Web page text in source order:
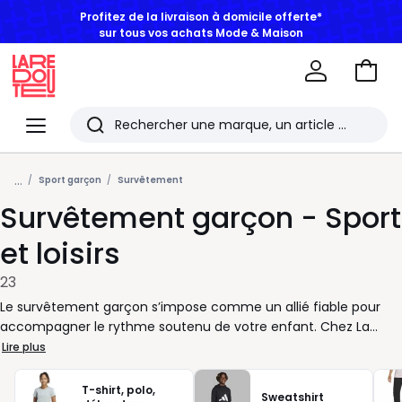
Profitez de la livraison à domicile offerte*
sur tous vos achats Mode & Maison
Menu
Redoute
Rechercher
Les
derniers
articles
consultés
Aller
... Sport garçon Survêtement
Survêtement garçon - Sport
et loisirs
23
Le survêtement garçon s’impose comme un allié fiable pour
accompagner le rythme soutenu de votre enfant. Chez La
Redoute, nous sélectionnons des survêtements pensés pour
suivre ses mouvements, sans compliquer vos choix au
quotidien. Vous gagnez du temps. Il gagne en aisance. Chaque
Lire plus
T-shirt, polo,
Sweatshirt